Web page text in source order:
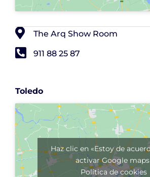
The Arq Show Room
911 88 25 87
Toledo
Haz clic en «Estoy de
activar Google maps
Política de cookies